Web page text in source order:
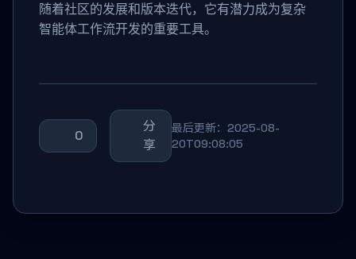
随着社区的发展和版本迭代，它有潜力成为复杂
智能体工作流开发的重要工具。
0
分
享
最后更新：2025-08-
20T09:08:05